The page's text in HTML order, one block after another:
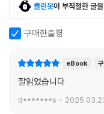
클린봇이 부적절한 글
구매한줄평
eBook
잘읽었습니다
d*******s